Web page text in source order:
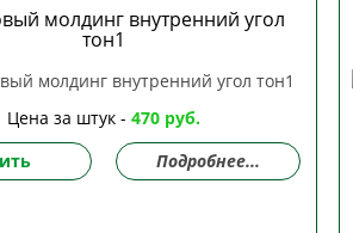
молдинг внутренний угол
тон1
Цена за штук - 470 руб.
Подробнее...